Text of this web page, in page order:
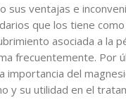
sus ventajas e
que los tiene
asociada a la
frecuentemente. Por
importancia del
y su utilidad en el